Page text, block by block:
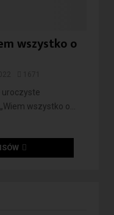
wszystko o
uroczyste
wszystko o...